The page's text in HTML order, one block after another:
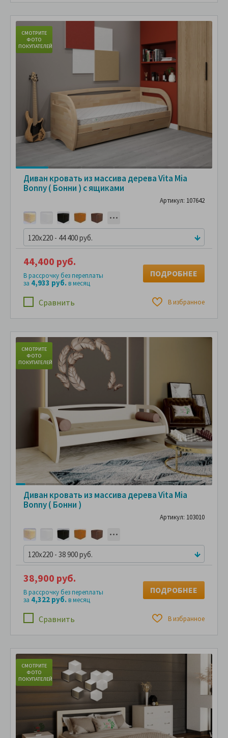
СМОТРИТЕ
ФОТО
ПОКУПАТЕЛЕЙ
Диван кровать из массива дерева Vita Mia
Bonny ( Бонни ) с ящиками
Артикул: 107642
120x220 - 44 400 руб.
Сравнить В избранное
44,400 руб.
В рассрочку без переплаты
за 4,933 руб.в месяц
ПОДРОБНЕЕ
СМОТРИТЕ
ФОТО
ПОКУПАТЕЛЕЙ
Диван кровать из массива дерева Vita Mia
Bonny ( Бонни )
Артикул: 103010
120x220 - 38 900 руб.
Сравнить В избранное
38,900 руб.
В рассрочку без переплаты
за 4,322 руб.в месяц
ПОДРОБНЕЕ
СМОТРИТЕ
ФОТО
ПОКУПАТЕЛЕЙ